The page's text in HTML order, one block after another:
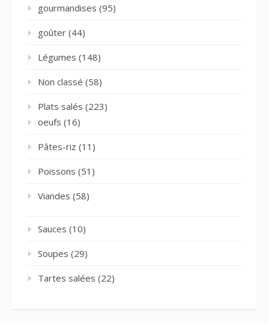
gourmandises (95)
goûter (44)
Légumes (148)
Non classé (58)
Plats salés (223)
oeufs (16)
Pâtes-riz (11)
Poissons (51)
Viandes (58)
Sauces (10)
Soupes (29)
Tartes salées (22)